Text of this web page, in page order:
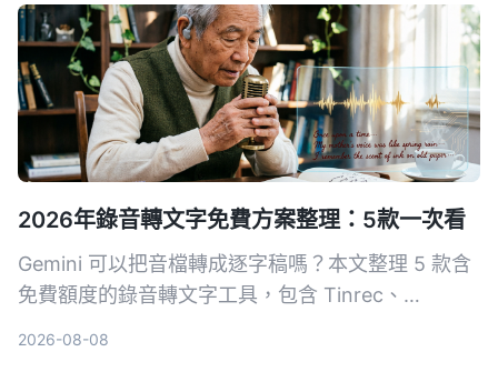
2026年錄音轉文字免費方案整理：5款一次看
Gemini 可以把音檔轉成逐字稿嗎？本文整理 5 款含
免費額度的錄音轉文字工具，包含 Tinrec、
2026-08-08